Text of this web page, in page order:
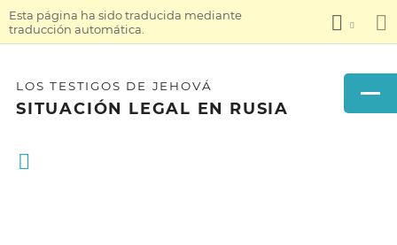
Esta página ha sido traducida mediante
traducción automática.
LOS TESTIGOS DE JEHOVÁ
SITUACIÓN LEGAL EN RUSIA